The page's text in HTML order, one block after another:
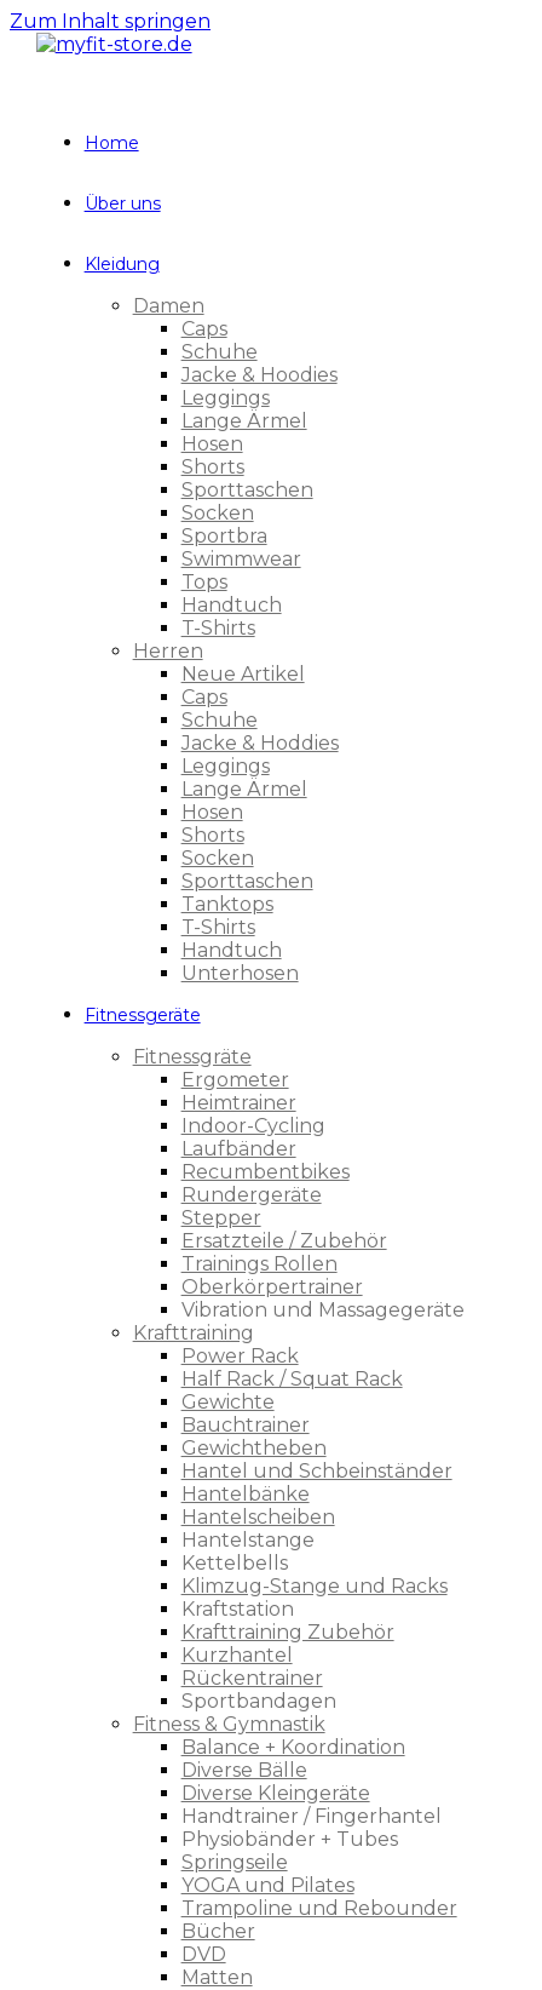
Zum Inhalt springen
Home
Über uns
Kleidung
Damen
Caps
Schuhe
Jacke & Hoodies
Leggings
Lange Ärmel
Hosen
Shorts
Sporttaschen
Socken
Sportbra
Swimmwear
Tops
Handtuch
T-Shirts
Herren
Neue Artikel
Caps
Schuhe
Jacke & Hoddies
Leggings
Lange Ärmel
Hosen
Shorts
Socken
Sporttaschen
Tanktops
T-Shirts
Handtuch
Unterhosen
Fitnessgeräte
Fitnessgräte
Ergometer
Heimtrainer
Indoor-Cycling
Laufbänder
Recumbentbikes
Rundergeräte
Stepper
Ersatzteile / Zubehör
Trainings Rollen
Oberkörpertrainer
Vibration und Massagegeräte
Krafttraining
Power Rack
Half Rack / Squat Rack
Gewichte
Bauchtrainer
Gewichtheben
Hantel und Schbeinständer
Hantelbänke
Hantelscheiben
Hantelstange
Kettelbells
Klimzug-Stange und Racks
Kraftstation
Krafttraining Zubehör
Kurzhantel
Rückentrainer
Sportbandagen
Fitness & Gymnastik
Balance + Koordination
Diverse Bälle
Diverse Kleingeräte
Handtrainer / Fingerhantel
Physiobänder + Tubes
Springseile
YOGA und Pilates
Trampoline und Rebounder
Bücher
DVD
Matten